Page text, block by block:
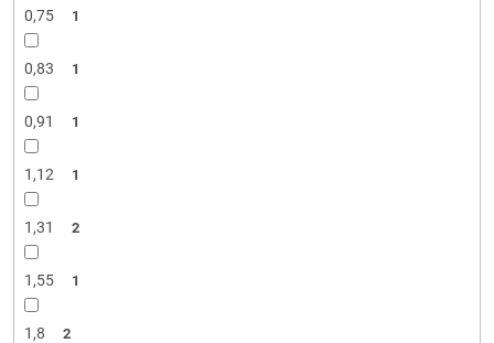
0,75 1
0,83 1
0,91 1
1,12 1
1,31 2
1,55 1
1,8 2